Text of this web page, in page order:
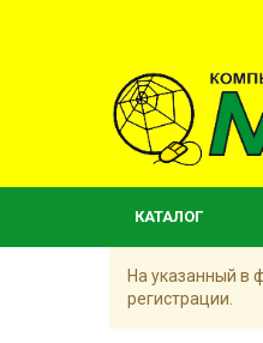
КАТАЛОГ
На указанный в
регистрации.